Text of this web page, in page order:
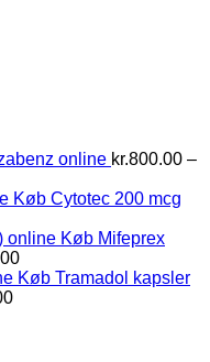
online kr.800.00 –
Køb Cytotec 200 mcg
Køb Mifeprex
Køb Tramadol kapsler
Prisinterval: